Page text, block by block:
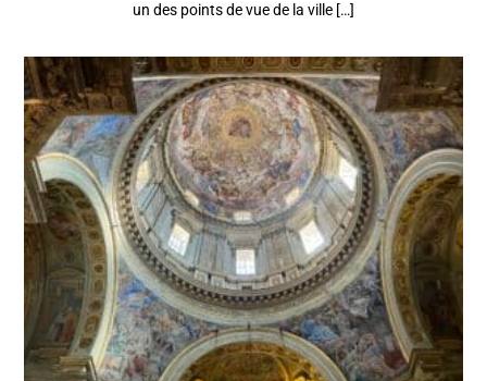
un des points de vue de la ville […]